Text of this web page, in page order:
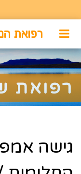
רפואת
רפואת
גישה